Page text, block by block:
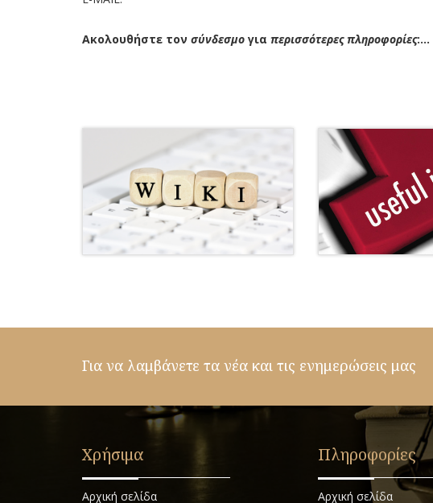
Ακολουθήστε τον σύνδεσμο για περισσότερες πληροφορίες:...
Για να λαμβάνετε τα νέα και τις ενημερώσεις μας
Χρήσιμα
Αρχική σελίδα
Πληροφορίες
Αρχική σελίδα